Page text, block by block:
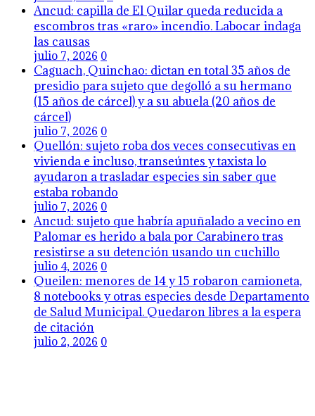
Ancud: capilla de El Quilar queda reducida a
escombros tras «raro» incendio. Labocar indaga
las causas
julio 7, 2026 0
Caguach, Quinchao: dictan en total 35 años de
presidio para sujeto que degolló a su hermano
(15 años de cárcel) y a su abuela (20 años de
cárcel)
julio 7, 2026 0
Quellón: sujeto roba dos veces consecutivas en
vivienda e incluso, transeúntes y taxista lo
ayudaron a trasladar especies sin saber que
estaba robando
julio 7, 2026 0
Ancud: sujeto que habría apuñalado a vecino en
Palomar es herido a bala por Carabinero tras
resistirse a su detención usando un cuchillo
julio 4, 2026 0
Queilen: menores de 14 y 15 robaron camioneta,
8 notebooks y otras especies desde Departamento
de Salud Municipal. Quedaron libres a la espera
de citación
julio 2, 2026 0